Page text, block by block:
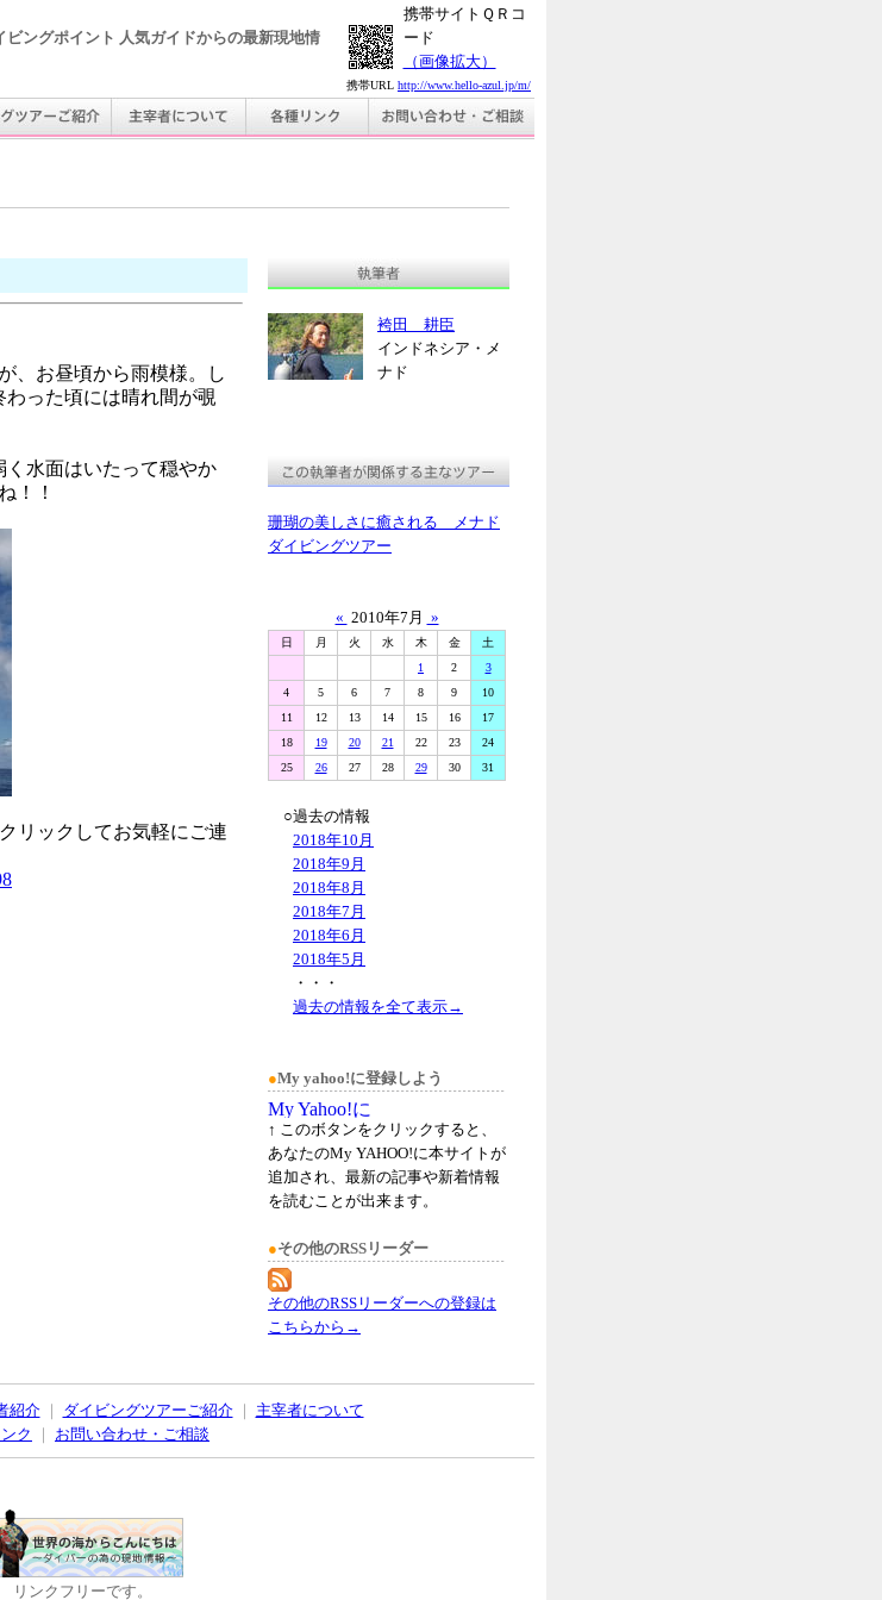
ビングポイント 人気ガイドからの最新現地情
携帯サイトＱＲコ
ード
（画像拡大）
携帯URL http://www.hello-azul.jp/m/
、お昼頃から雨模様。し
った頃には晴れ間が覗
く水面はいたって穏やか
！！
リックしてお気軽にご連
袴田 耕臣
インドネシア・メ
ナド
珊瑚の美しさに癒される メナド
ダイビングツアー
« 2010年7月 »
日 月 火 水 木 金
土
1
2
3
4
5 6 7 8 9
10
11
12 13 14 15 16
17
18
19 20 21 22 23
24
25
26 27 28 29 30 31
○過去の情報
2018年10月
2018年9月
2018年8月
2018年7月
2018年6月
2018年5月
・・・
過去の情報を全て表示→
●My yahoo!に登録しよう
↑ このボタンをクリックすると、
あなたのMy YAHOO!に本サイトが
追加され、最新の記事や新着情報
を読むことが出来ます。
●その他のRSSリーダー
その他のRSSリーダーへの登録は
こちらから→
紹介 ダイビングツアーご紹介
主宰者について
ク
お問い合わせ・ご相談
リンクフリーです。